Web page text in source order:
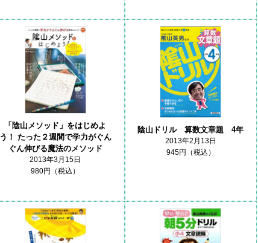
「陰山メソッド」をはじめよ
う！ たった２週間で学力がぐん
ぐん伸びる魔法のメソッド
2013年3月15日
980円（税込）
陰山ドリル 算数文章題 4年
2013年2月13日
945円（税込）